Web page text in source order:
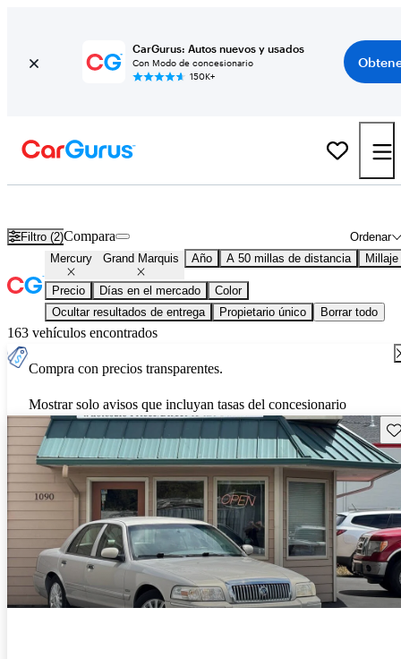
CarGurus: Autos nuevos y usados
Con Modo de concesionario
150K+
Filtro (2) Ordenar
Compara
Mercury Grand Marquis Año A 50 millas de distancia Millaje
Precio Días en el mercado
Color
Ocultar resultados de entrega
Propietario único Borrar todo
163 vehículos encontrados
Compra con precios transparentes.
Mostrar solo avisos que incluyan tasas del concesionario